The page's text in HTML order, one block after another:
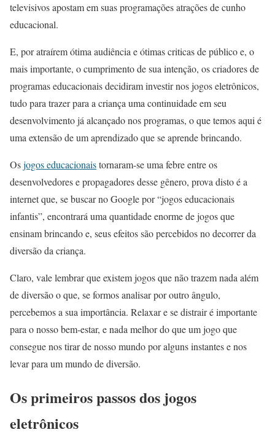
televisivos apostam em suas programações atrações de cunho
educacional.
E, por atraírem ótima audiência e ótimas criticas de público e, o
mais importante, o cumprimento de sua intenção, os criadores de
programas educacionais decidiram investir nos jogos eletrônicos,
tudo para trazer para a criança uma continuidade em seu
desenvolvimento já alcançado nos programas, o que temos aqui é
uma extensão de um aprendizado que se aprende brincando.
Osjogos educacionaistornaram-se uma febre entre os
desenvolvedores e propagadores desse gênero, prova disto é a
internet que, se buscar no Google por “jogos educacionais
infantis”, encontrará uma quantidade enorme de jogos que
ensinam brincando e, seus efeitos são percebidos no decorrer da
diversão da criança.
Claro, vale lembrar que existem jogos que não trazem nada além
de diversão o que, se formos analisar por outro ângulo,
percebemos a sua importância. Relaxar e se distrair é importante
para o nosso bem-estar, e nada melhor do que um jogo que
consegue nos tirar de nosso mundo por alguns instantes e nos
levar para um mundo de diversão.
Os primeiros passos dos jogos
eletrônicos